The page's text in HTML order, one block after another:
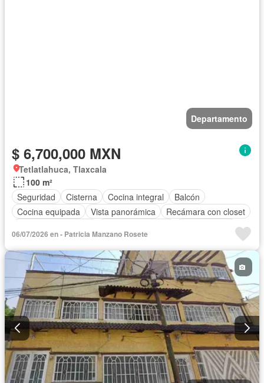
Departamento
$ 6,700,000 MXN
Tetlatlahuca, Tlaxcala
100 m²
Seguridad
Cisterna Cocina integral
Balcón
Cocina equipada
Vista panorámica
Recámara con closet
Completamente amueblado
06/07/2026 en - Patricia Manzano Rosete